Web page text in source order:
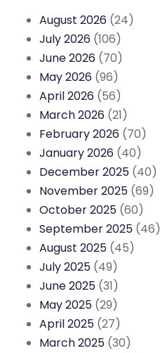
August 2026 (24)
July 2026 (106)
June 2026 (70)
May 2026 (96)
April 2026 (56)
March 2026 (21)
February 2026 (70)
January 2026 (40)
December 2025 (40)
November 2025 (69)
October 2025 (60)
September 2025 (46)
August 2025 (45)
July 2025 (49)
June 2025 (31)
May 2025 (29)
April 2025 (27)
March 2025 (30)